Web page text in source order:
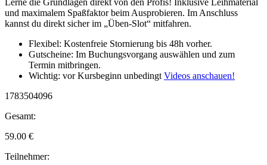
Lerne die Grundlagen direkt von den Profis! Inklusive Leihmaterial
und maximalem Spaßfaktor beim Ausprobieren. Im Anschluss
kannst du direkt sicher im „Üben-Slot“ mitfahren.
Flexibel: Kostenfreie Stornierung bis 48h vorher.
Gutscheine: Im Buchungsvorgang auswählen und zum
Termin mitbringen.
Wichtig: vor Kursbeginn unbedingtVideos anschauen!
1783504096
Gesamt:
59.00 €
Teilnehmer: